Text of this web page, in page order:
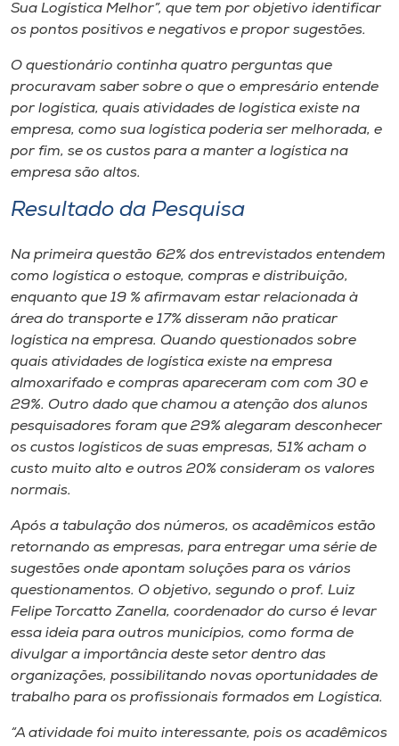
A+
Sua Logística Melhor”, que tem por objetivo identificar
os pontos positivos e negativos e propor sugestões.
O questionário continha quatro perguntas que
procuravam saber sobre o que o empresário entende
por logística, quais atividades de logística existe na
empresa, como sua logística poderia ser melhorada, e
por fim, se os custos para a manter a logística na
empresa são altos.
Resultado da Pesquisa
Na primeira questão 62% dos entrevistados entendem
como logística o estoque, compras e distribuição,
enquanto que 19 % afirmavam estar relacionada à
área do transporte e 17% disseram não praticar
logística na empresa. Quando questionados sobre
quais atividades de logística existe na empresa
almoxarifado e compras apareceram com com 30 e
29%. Outro dado que chamou a atenção dos alunos
pesquisadores foram que 29% alegaram desconhecer
os custos logísticos de suas empresas, 51% acham o
custo muito alto e outros 20% consideram os valores
normais.
Após a tabulação dos números, os acadêmicos estão
retornando as empresas, para entregar uma série de
sugestões onde apontam soluções para os vários
questionamentos. O objetivo, segundo o prof. Luiz
Felipe Torcatto Zanella, coordenador do curso é levar
essa ideia para outros municípios, como forma de
divulgar a importância deste setor dentro das
organizações, possibilitando novas oportunidades de
trabalho para os profissionais formados em Logística.
“A atividade foi muito interessante, pois os acadêmicos